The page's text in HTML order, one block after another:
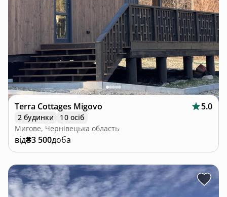
Terra Cottages Migovo 5.0
2 будинки
10 осіб
Мигове, Чернівецька область
від₴3 500доба